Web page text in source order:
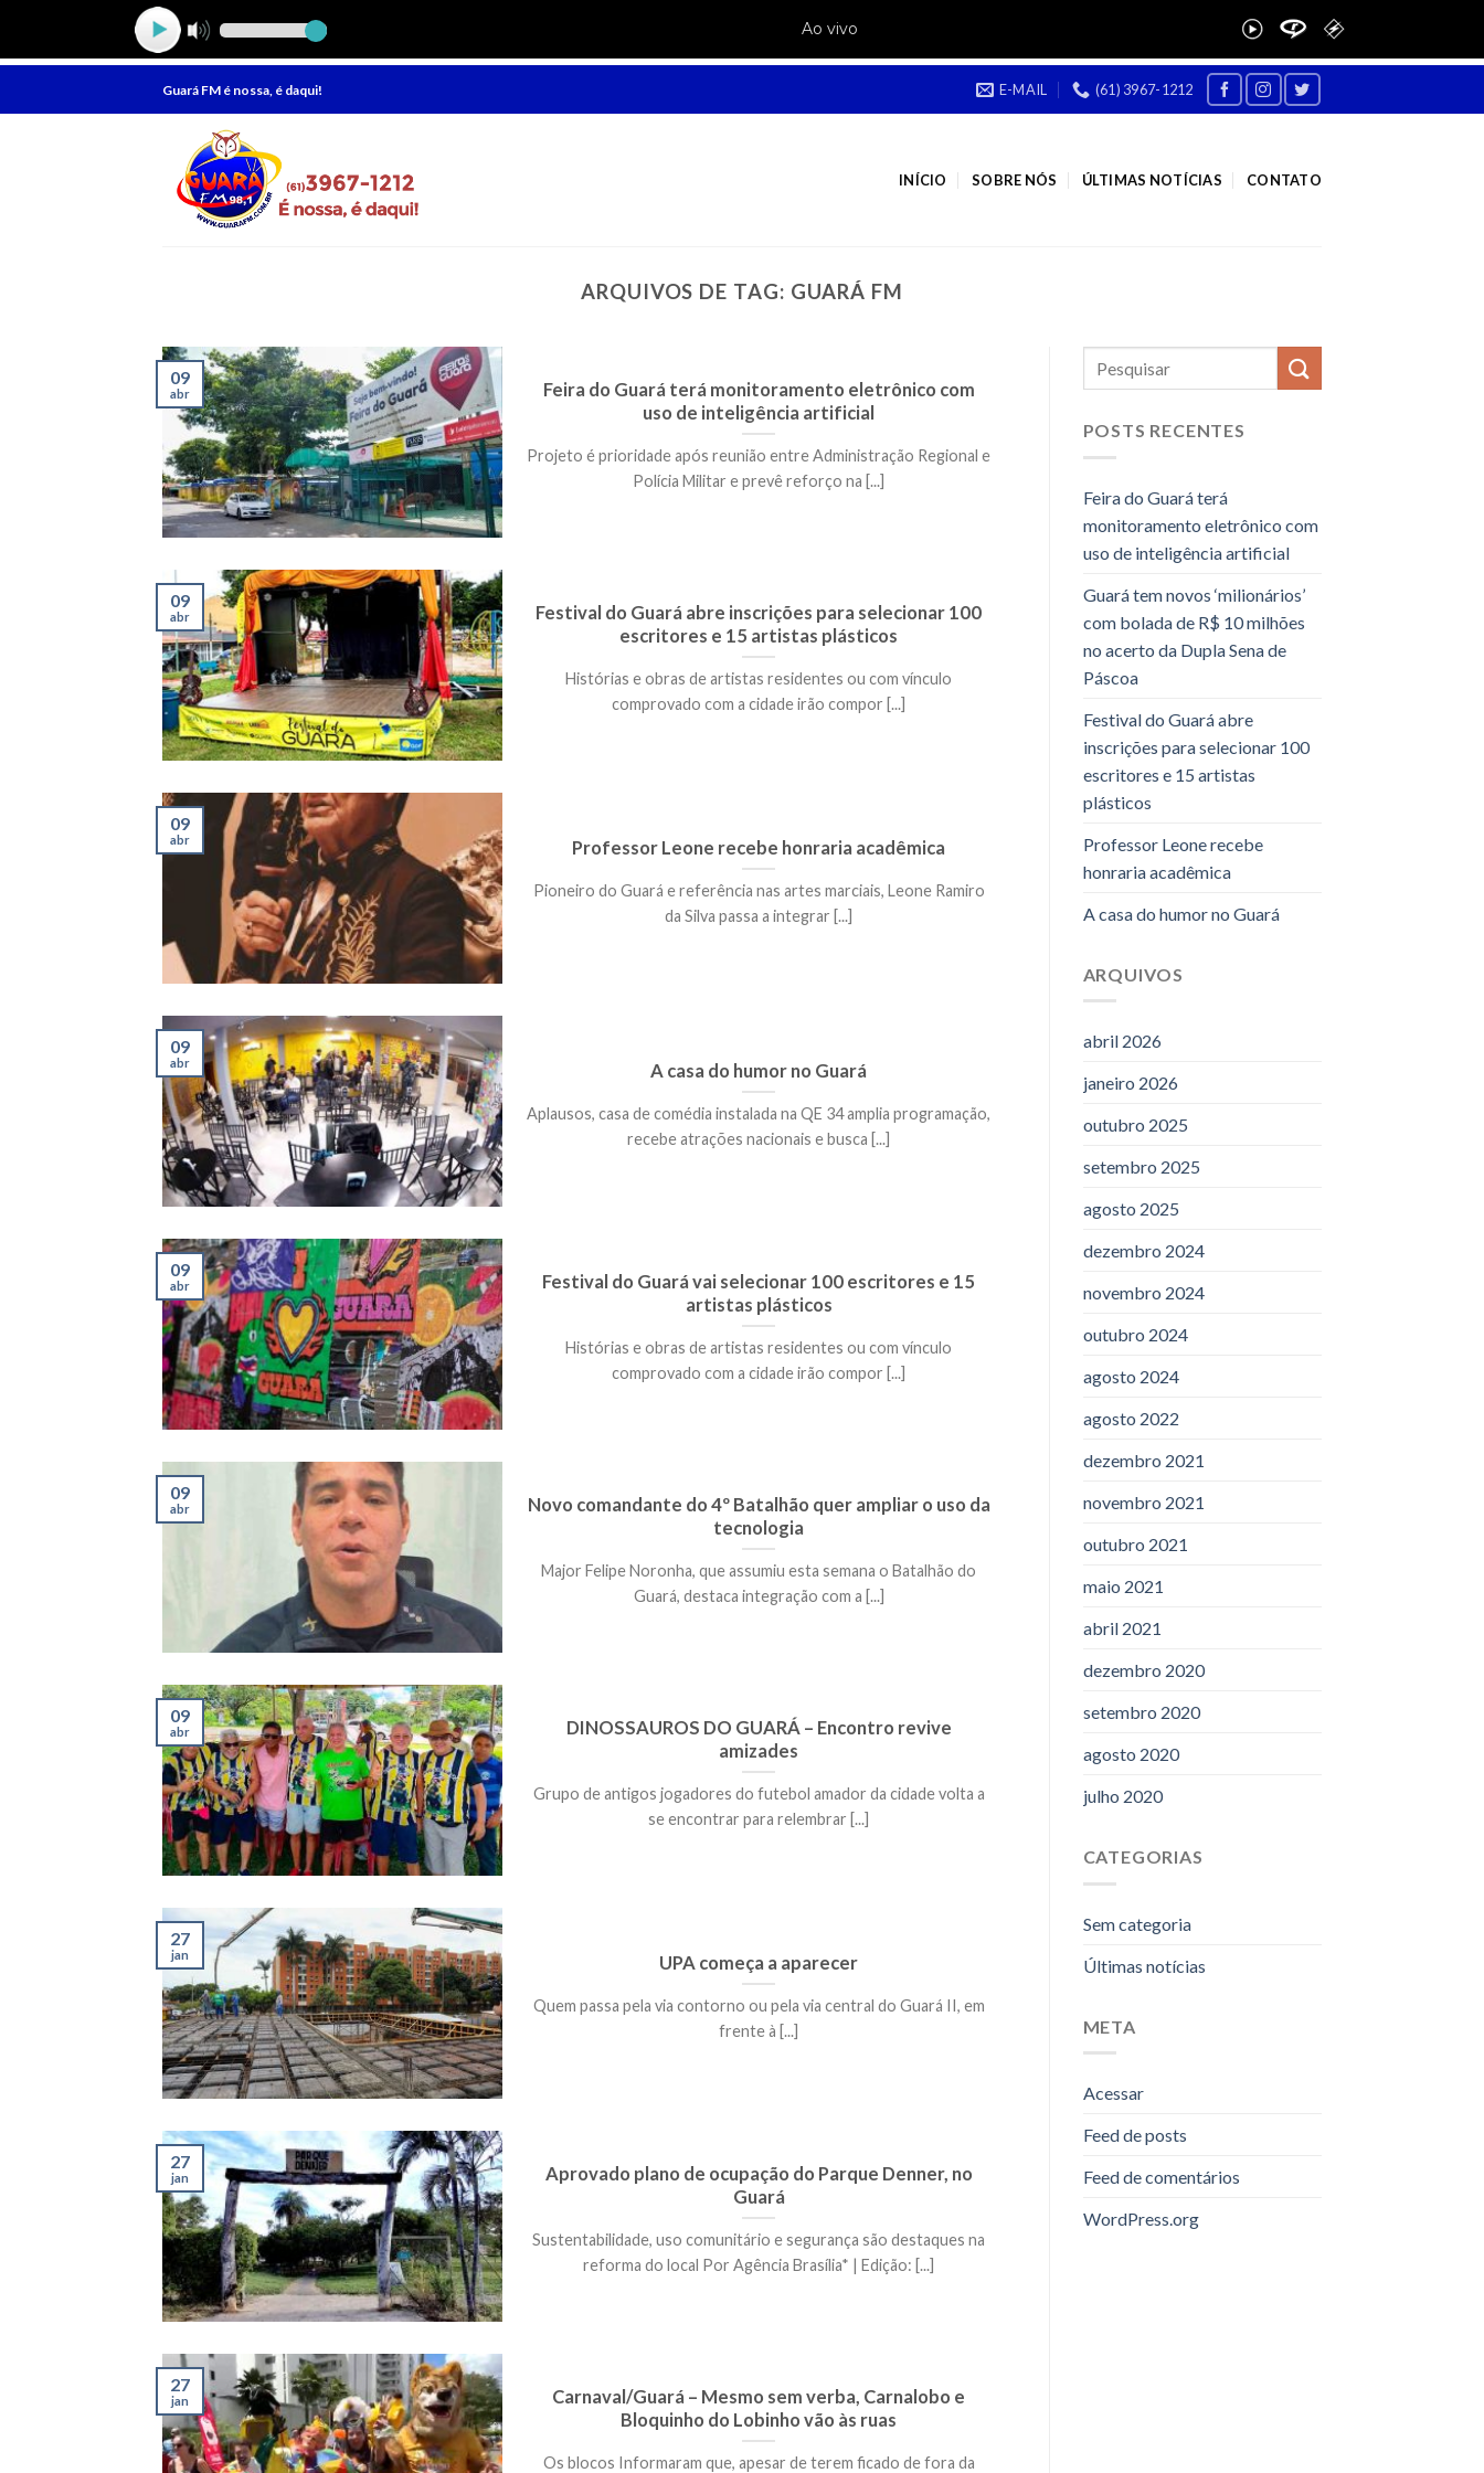
Guará FM é nossa, é daqui! E-MAIL (61) 3967-1212
INÍCIO SOBRE NÓS ÚLTIMAS NOTÍCIAS CONTATO
ARQUIVOS DE TAG: GUARÁ FM
Feira do Guará terá monitoramento eletrônico com
uso de inteligência artificial
Projeto é prioridade após reunião entre Administração Regional e
Polícia Militar e prevê reforço na [...]
09
abr
Festival do Guará abre inscrições para selecionar 100
escritores e 15 artistas plásticos
Histórias e obras de artistas residentes ou com vínculo
comprovado com a cidade irão compor [...]
09
abr
Professor Leone recebe honraria acadêmica
Pioneiro do Guará e referência nas artes marciais, Leone Ramiro
da Silva passa a integrar [...]
09
abr
A casa do humor no Guará
Aplausos, casa de comédia instalada na QE 34 amplia programação,
recebe atrações nacionais e busca [...]
09
abr
Festival do Guará vai selecionar 100 escritores e 15
artistas plásticos
Histórias e obras de artistas residentes ou com vínculo
comprovado com a cidade irão compor [...]
09
abr
Novo comandante do 4º Batalhão quer ampliar o uso da
tecnologia
Major Felipe Noronha, que assumiu esta semana o Batalhão do
Guará, destaca integração com a [...]
09
abr
DINOSSAUROS DO GUARÁ – Encontro revive
amizades
Grupo de antigos jogadores do futebol amador da cidade volta a
se encontrar para relembrar [...]
09
abr
UPA começa a aparecer
Quem passa pela via contorno ou pela via central do Guará II, em
frente à [...]
27
jan
Aprovado plano de ocupação do Parque Denner, no
Guará
Sustentabilidade, uso comunitário e segurança são destaques na
reforma do local Por Agência Brasília* | Edição: [...]
27
jan
Carnaval/Guará – Mesmo sem verba, Carnalobo e
Bloquinho do Lobinho vão às ruas
Os blocos Informaram que, apesar de terem ficado de fora da
27
jan
POSTS RECENTES
Feira do Guará terá
monitoramento eletrônico com
uso de inteligência artificial
Guará tem novos ‘milionários’
com bolada de R$ 10 milhões
no acerto da Dupla Sena de
Páscoa
Festival do Guará abre
inscrições para selecionar 100
escritores e 15 artistas
plásticos
Professor Leone recebe
honraria acadêmica
A casa do humor no Guará
ARQUIVOS
abril 2026
janeiro 2026
outubro 2025
setembro 2025
agosto 2025
dezembro 2024
novembro 2024
outubro 2024
agosto 2024
agosto 2022
dezembro 2021
novembro 2021
outubro 2021
maio 2021
abril 2021
dezembro 2020
setembro 2020
agosto 2020
julho 2020
CATEGORIAS
Sem categoria
Últimas notícias
META
Acessar
Feed de posts
Feed de comentários
WordPress.org